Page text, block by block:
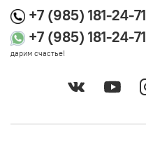
+7 (985) 181-24-71
+7 (985) 181-24-71
дарим счастье!